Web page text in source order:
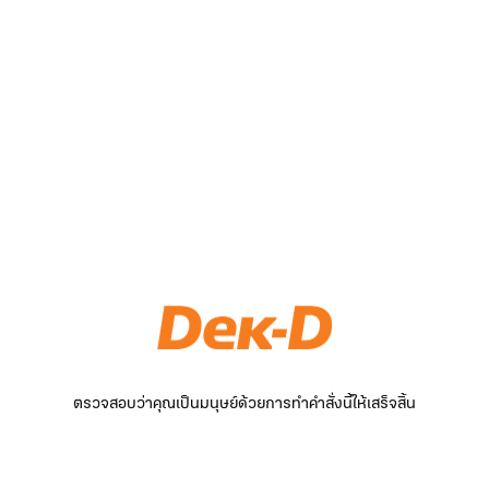
ตรวจสอบว่าคุณเป็นมนุษย์ด้วยการทำคำสั่งนี้ให้เสร็จสิ้น